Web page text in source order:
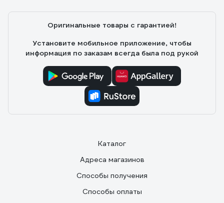
Оригинальные товары с гарантией!
Установите мобильное приложение, чтобы
информация по заказам всегда была под рукой
Каталог
Адреса магазинов
Способы получения
Способы оплаты